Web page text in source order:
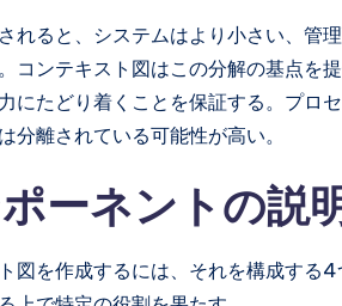
れると、システムはより小さい、管
コンテキスト図はこの分解の基点を
にたどり着くことを保証する。プロ
分離されている可能性が高い。
ーネントの説
図を作成するには、それを構成する